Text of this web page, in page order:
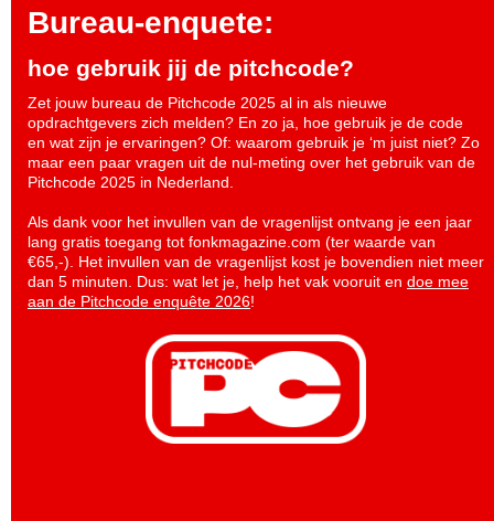
Bureau-enquete:
hoe gebruik jij de pitchcode?
Zet jouw bureau de Pitchcode 2025 al in als nieuwe
opdrachtgevers zich melden? En zo ja, hoe gebruik je de code
en wat zijn je ervaringen? Of: waarom gebruik je ‘m juist niet? Zo
maar een paar vragen uit de nul-meting over het gebruik van de
Pitchcode 2025 in Nederland.
Als dank voor het invullen van de vragenlijst ontvang je een jaar
lang gratis toegang tot fonkmagazine.com (ter waarde van
€65,-). Het invullen van de vragenlijst kost je bovendien niet meer
dan 5 minuten. Dus: wat let je, help het vak vooruit en doe mee
aan de Pitchcode enquête 2026!